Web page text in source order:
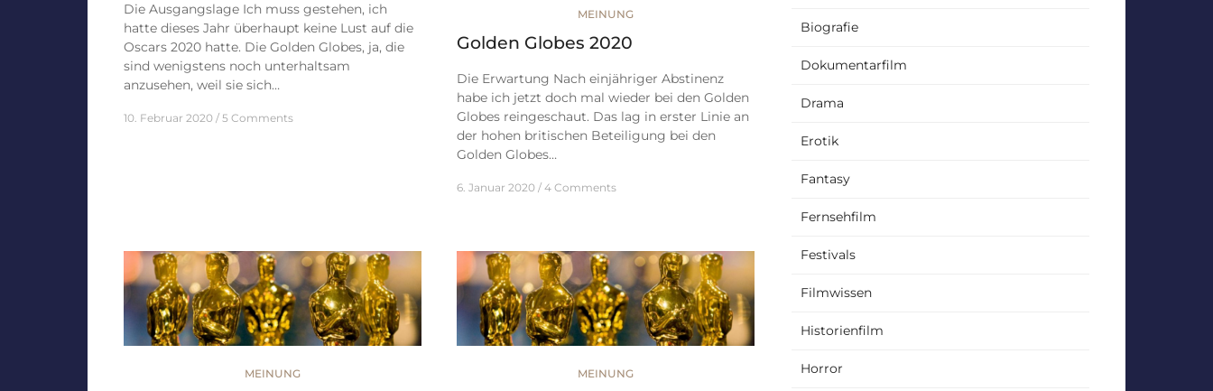
Die Ausgangslage Ich muss gestehen, ich
hatte dieses Jahr überhaupt keine Lust auf die
Oscars 2020 hatte. Die Golden Globes, ja, die
sind wenigstens noch unterhaltsam
anzusehen, weil sie sich…
10. Februar 2020 5 Comments
MEINUNG
Golden Globes 2020
Die Erwartung Nach einjähriger Abstinenz
habe ich jetzt doch mal wieder bei den Golden
Globes reingeschaut. Das lag in erster Linie an
der hohen britischen Beteiligung bei den
Golden Globes…
6. Januar 2020 4 Comments
MEINUNG MEINUNG
Biografie
Dokumentarfilm
Drama
Erotik
Fantasy
Fernsehfilm
Festivals
Filmwissen
Historienfilm
Horror